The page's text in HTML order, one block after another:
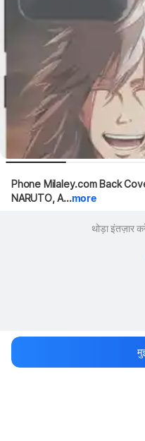
Phone Milaley.com Back
NARUTO, A...more
थोड़ा इंतज़ार